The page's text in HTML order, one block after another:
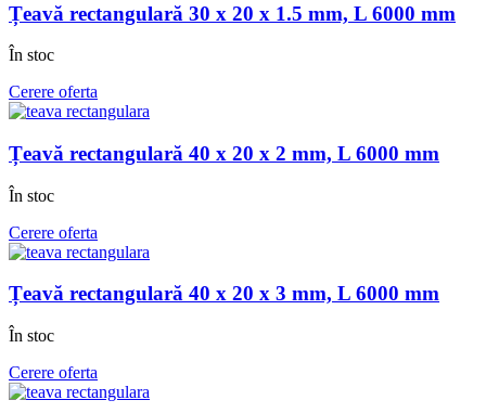
Țeavă rectangulară 30 x 20 x 1.5 mm, L 6000 mm
În stoc
Cerere oferta
Țeavă rectangulară 40 x 20 x 2 mm, L 6000 mm
În stoc
Cerere oferta
Țeavă rectangulară 40 x 20 x 3 mm, L 6000 mm
În stoc
Cerere oferta